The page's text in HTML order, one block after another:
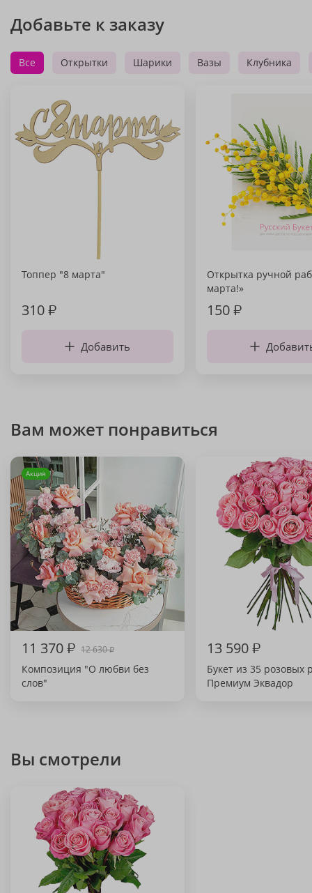
Добавьте к заказу
Все Открытки Шарики Вазы Клубника
Топпер "8 марта"
310₽
Добавить
Открытка ручной
марта!»
150₽
Вам может понравиться
Акция
11 370₽ 12 630₽
Композиция "О любви без
слов"
13 590₽
Букет из 35 розовых
Премиум Эквадор
Вы смотрели